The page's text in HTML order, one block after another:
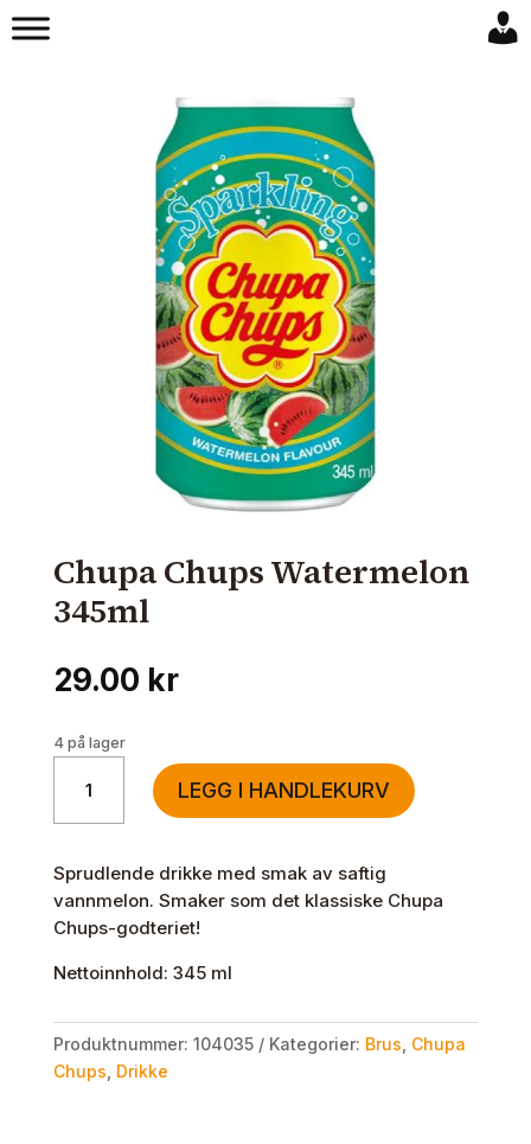
Chupa Chups Watermelon
345ml
29.00 kr
4 på lager
Chups
Watermelon
antall
LEGG I HANDLEKURV
Sprudlende drikke med smak av saftig
vannmelon. Smaker som det klassiske Chupa
Chups-godteriet!
Nettoinnhold: 345 ml
Produktnummer: 104035 Kategorier: Brus Chupa
Chups Drikke